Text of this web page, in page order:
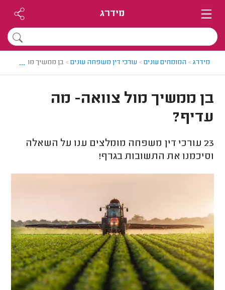
מידרג
מידרג> המומחים עונים> עורכי דין משפחה עונים> בן ממשיך מול צוואה-
...
בן ממשיך מול צוואה- מה
עדיף?
23 עורכי דין משפחה מומלצים ענו על השאלה
וסיכמנו את התשובות בגרף!